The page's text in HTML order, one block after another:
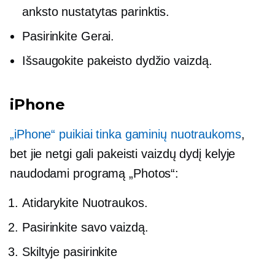
anksto nustatytas parinktis.
Pasirinkite Gerai.
Išsaugokite pakeisto dydžio vaizdą.
iPhone
„iPhone“ puikiai tinka gaminių nuotraukoms,
bet jie netgi gali pakeisti vaizdų dydį kelyje
naudodami programą „Photos“:
Atidarykite Nuotraukos.
Pasirinkite savo vaizdą.
Skiltyje pasirinkite